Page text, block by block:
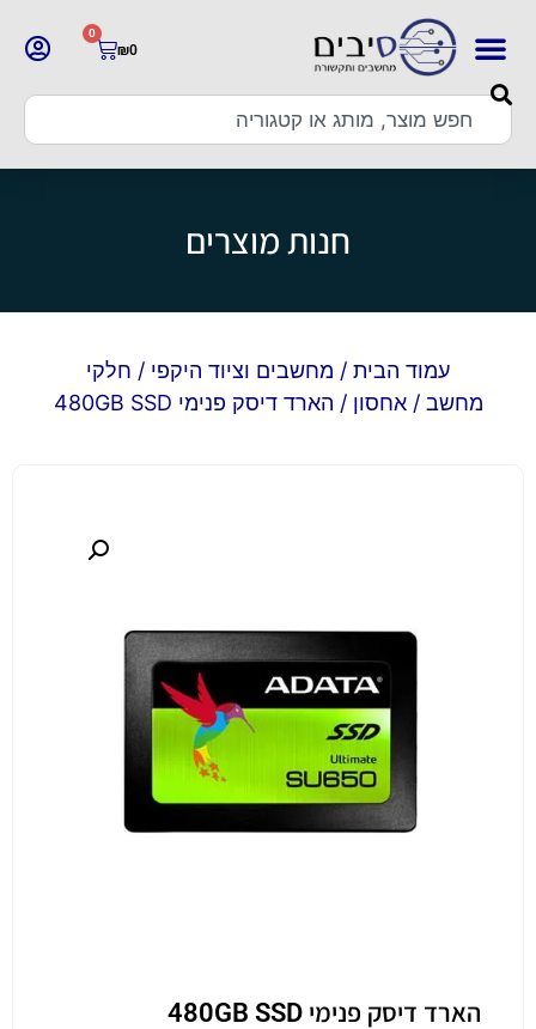
₪0
0
חנות מוצרים
עמוד הבית / מחשבים וציוד היקפי / חלקי
מחשב /אחסון / הארד דיסק פנימי 480GB SSD
הארד דיסק פנימי 480GB SSD